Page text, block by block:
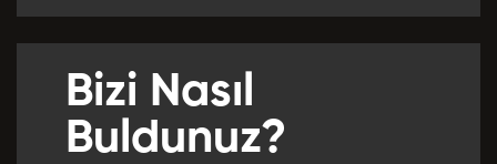
Bizi Nasıl
Buldunuz?
Yabancı Dil *